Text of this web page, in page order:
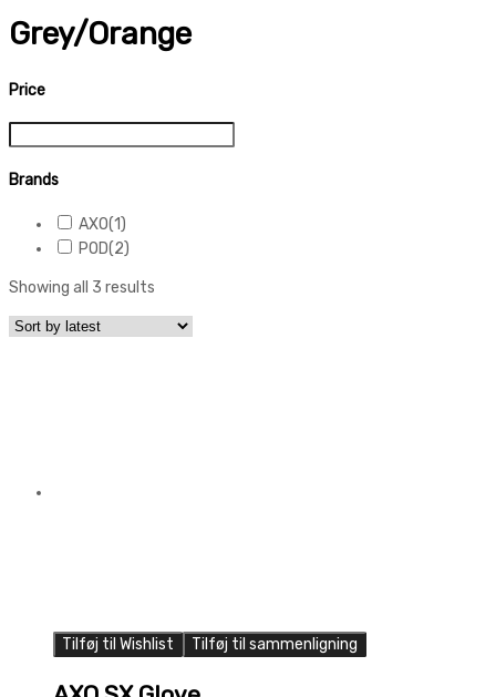
Grey/Orange
Price
Brands
AXO(1)
POD(2)
Showing all 3 results
Tilføj til Wishlist Tilføj til sammenligning